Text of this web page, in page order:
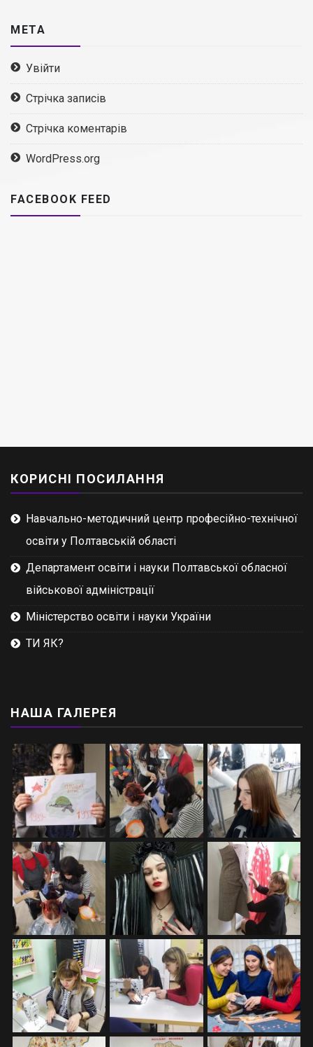
МЕТА
Увійти
Стрічка записів
Стрічка коментарів
WordPress.org
FACEBOOK FEED
КОРИСНІ ПОСИЛАННЯ
Навчально-методичний центр професійно-технічної
освіти у Полтавській області
Департамент освіти і науки Полтавської обласної
військової адміністрації
Міністерство освіти і науки України
ТИ ЯК?
НАША ГАЛЕРЕЯ